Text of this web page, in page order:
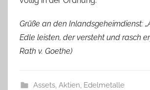
Grüße an den Inlandsgeheimdienst:
Edle leisten, der versteht und rasch
Rath v. Goethe)
Assets, Aktien, Edelmetalle